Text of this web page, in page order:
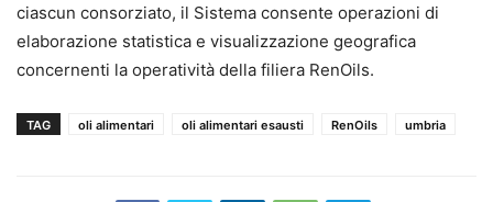
ciascun consorziato, il Sistema consente operazioni di
elaborazione statistica e visualizzazione geografica
concernenti la operatività della filiera RenOils.
TAG oli alimentari oli alimentari esausti RenOils umbria